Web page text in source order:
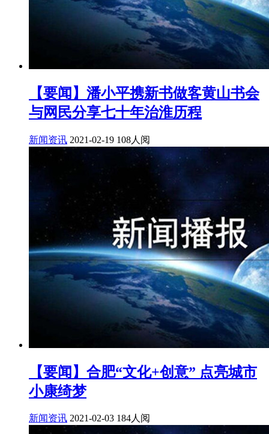
【要闻】潘小平携新书做客黄山书会
与网民分享七十年治淮历程
新闻资讯 2021-02-19 108人阅
【要闻】合肥“文化+创意” 点亮城市
小康绮梦
新闻资讯 2021-02-03 184人阅